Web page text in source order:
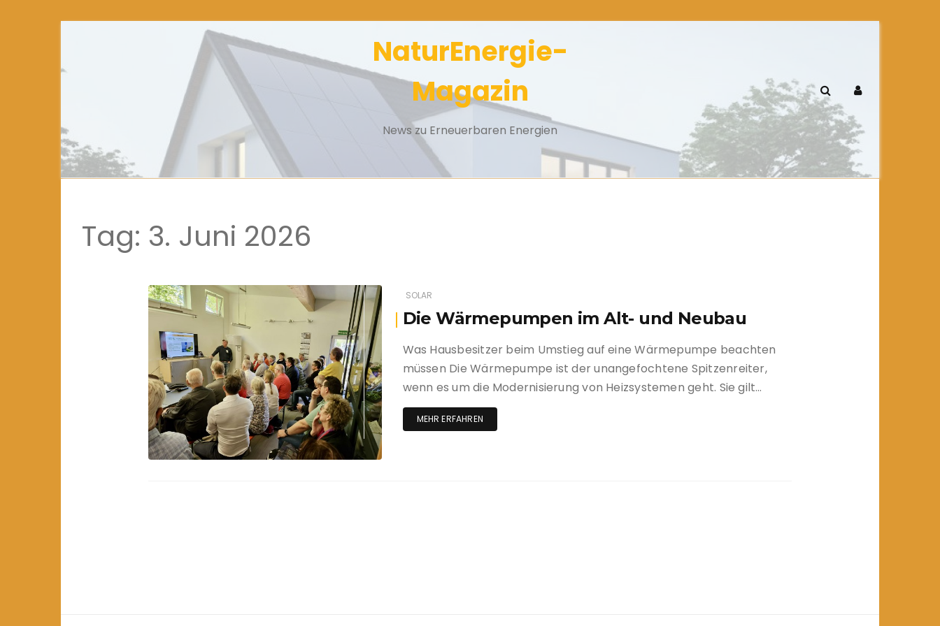
NaturEnergie-
Magazin
News zu Erneuerbaren Energien
Tag: 3. Juni 2026
SOLAR
Die Wärmepumpen im Alt- und Neubau
Was Hausbesitzer beim Umstieg auf eine Wärmepumpe beachten
müssen Die Wärmepumpe ist der unangefochtene Spitzenreiter,
wenn es um die Modernisierung von Heizsystemen geht. Sie gilt…
MEHR ERFAHREN